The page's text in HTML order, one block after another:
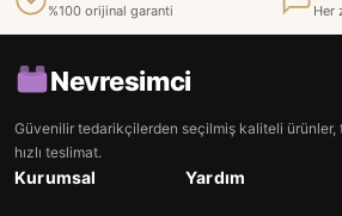
%100 orijinal garanti Her
Nevresimci
Güvenilir tedarikçilerden seçilmiş kaliteli ürünler,
hızlı teslimat.
Kurumsal Yardım